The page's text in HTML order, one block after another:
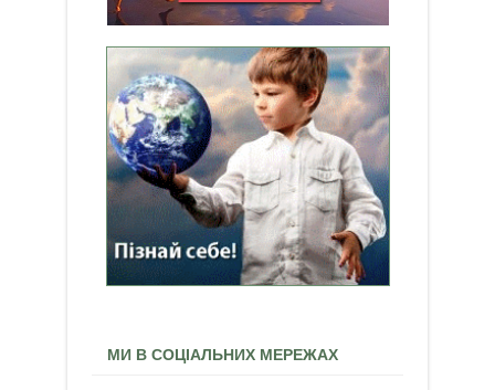
МИ В СОЦІАЛЬНИХ МЕРЕЖАХ